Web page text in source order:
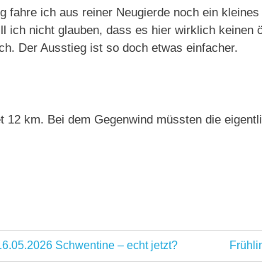
fahre ich aus reiner Neugierde noch ein
ich nicht glauben, dass es hier wirklich keinen
Der Ausstieg ist so doch etwas einfacher.
12 km. Bei dem Gegenwind müssten die
Schwentine – echt jetzt?